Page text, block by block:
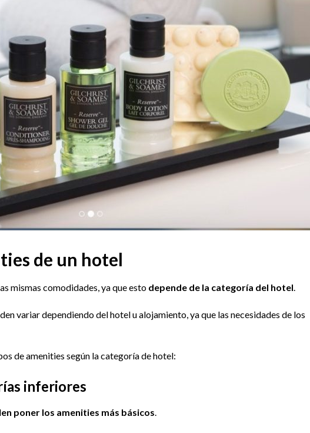
de un hotel
mismas comodidades, ya que esto depende de la categoría del hotel.
variar dependiendo del hotel u alojamiento, ya que las necesidades de los
de amenities según la categoría de hotel:
inferiores
poner los amenities más básicos.